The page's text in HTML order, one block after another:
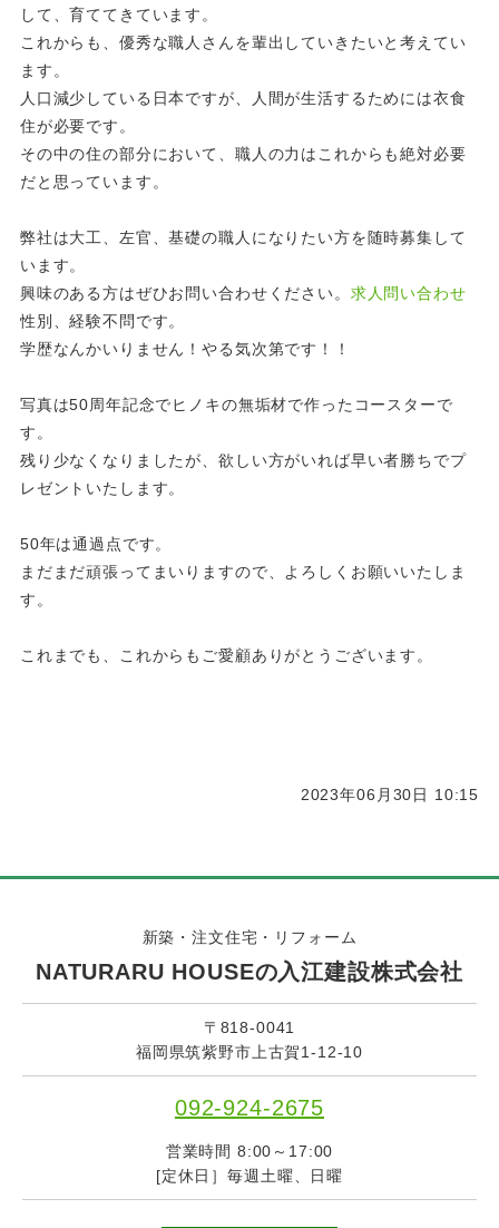
して、育ててきています。
これからも、優秀な職人さんを輩出していきたいと考えてい
ます。
人口減少している日本ですが、人間が生活するためには衣食
住が必要です。
その中の住の部分において、職人の力はこれからも絶対必要
だと思っています。
弊社は大工、左官、基礎の職人になりたい方を随時募集して
います。
興味のある方はぜひお問い合わせください。 求人問い合わせ
性別、経験不問です。
学歴なんかいりません！やる気次第です！！
写真は50周年記念でヒノキの無垢材で作ったコースターで
す。
残り少なくなりましたが、欲しい方がいれば早い者勝ちでプ
レゼントいたします。
50年は通過点です。
まだまだ頑張ってまいりますので、よろしくお願いいたしま
す。
これまでも、これからもご愛顧ありがとうございます。
2023年06月30日 10:15
新築・注文住宅・リフォーム
NATURARU HOUSEの入江建設株式会社
〒818-0041
福岡県筑紫野市上古賀1-12-10
092-924-2675
営業時間 8:00～17:00
[定休日］毎週土曜、日曜